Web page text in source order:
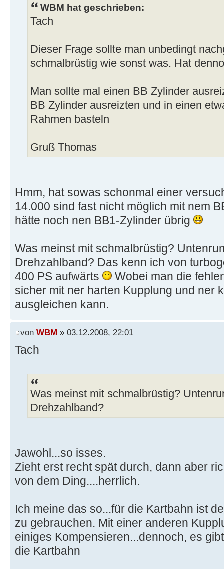
WBM hat geschrieben:
Tach
Dieser Frage sollte man unbedingt
schmalbrüstig wie sonst was. Hat
Man sollte mal einen BB Zylinder
BB Zylinder ausreizten und in einen
Rahmen basteln
Gruß Thomas
Hmm, hat sowas schonmal einer
14.000 sind fast nicht möglich mit nem
hätte noch nen BB1-Zylinder übrig
Was meinst mit schmalbrüstig?
Drehzahlband? Das kenn ich von
400 PS aufwärts
Wobei man die
sicher mit ner harten Kupplung und ner
ausgleichen kann.
von WBM » 03.12.2008, 22:01
Tach
Was meinst mit schmalbrüstig?
Drehzahlband?
Jawohl...so isses.
Zieht erst recht spät durch, dann aber
von dem Ding....herrlich.
Ich meine das so...für die Kartbahn ist
zu gebrauchen. Mit einer anderen
einiges Kompensieren...dennoch, es
die Kartbahn